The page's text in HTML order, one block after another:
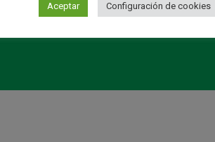
Aceptar Configuración de cookies